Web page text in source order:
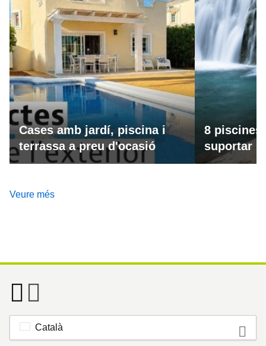
Cases amb jardí, piscina i
terrassa a preu d'ocasió
8 piscines
suportar
Veure més
Català